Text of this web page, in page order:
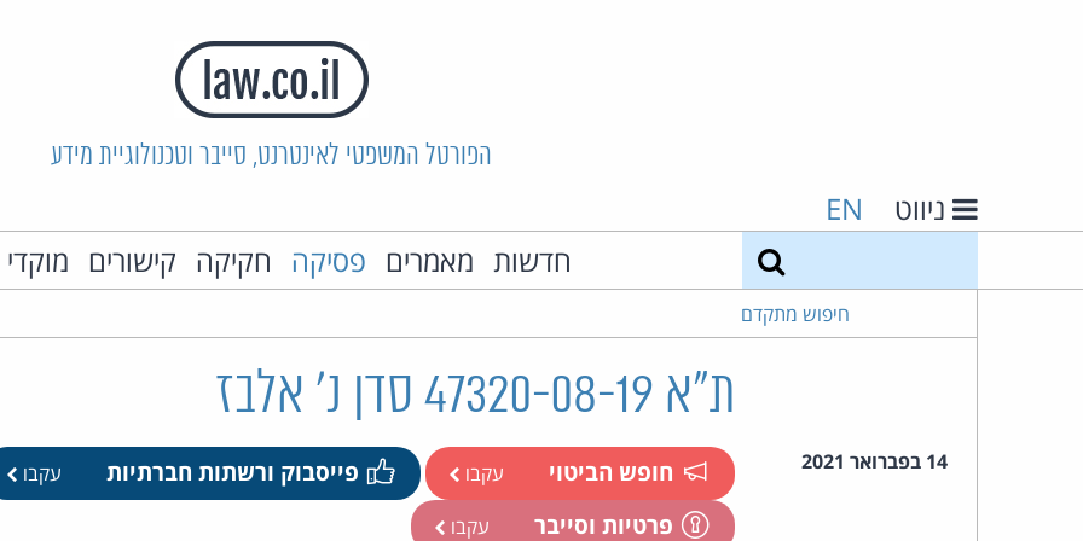
הפורטל המשפטי לאינטרנט, סייבר וטכנולוגיית מידע
ניווט EN
חדשות מאמרים פסיקה חקיקה קישורים
חיפוש מתקדם
ת"א 47320-08-19 סדן נ' אלבז
14 בפברואר 2021 חופש הביטוי עקבו פייסבוק ורשתות חברתיות עקבו
פרטיות וסייבר עקבו